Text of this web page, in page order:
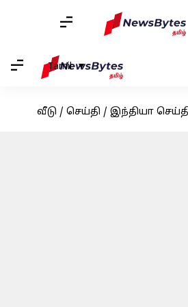
Tamil
வீடு / செய்தி / இந்தியா